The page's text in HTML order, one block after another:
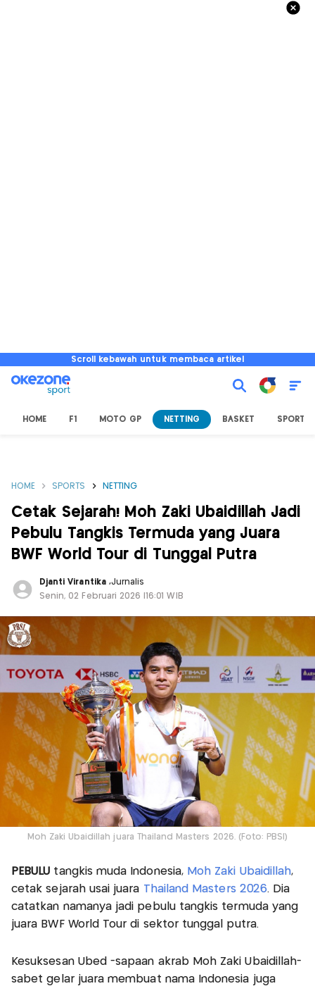
Scroll kebawah untuk membaca artikel
HOME F1 MOTO GP NETTING BASKET SPORT
HOME SPORTS NETTING
Cetak Sejarah! Moh Zaki Ubaidillah Jadi
Pebulu Tangkis Termuda yang Juara
BWF World Tour di Tunggal Putra
Djanti Virantika ,Jurnalis
Senin, 02 Februari 2026 |16:01 WIB
Moh Zaki Ubaidillah juara Thailand Masters 2026. (Foto: PBSI)
PEBULU tangkis muda Indonesia, Moh Zaki Ubaidillah,
cetak sejarah usai juara Thailand Masters 2026. Dia
catatkan namanya jadi pebulu tangkis termuda yang
juara BWF World Tour di sektor tunggal putra.
Kesuksesan Ubed -sapaan akrab Moh Zaki Ubaidillah-
sabet gelar juara membuat nama Indonesia juga